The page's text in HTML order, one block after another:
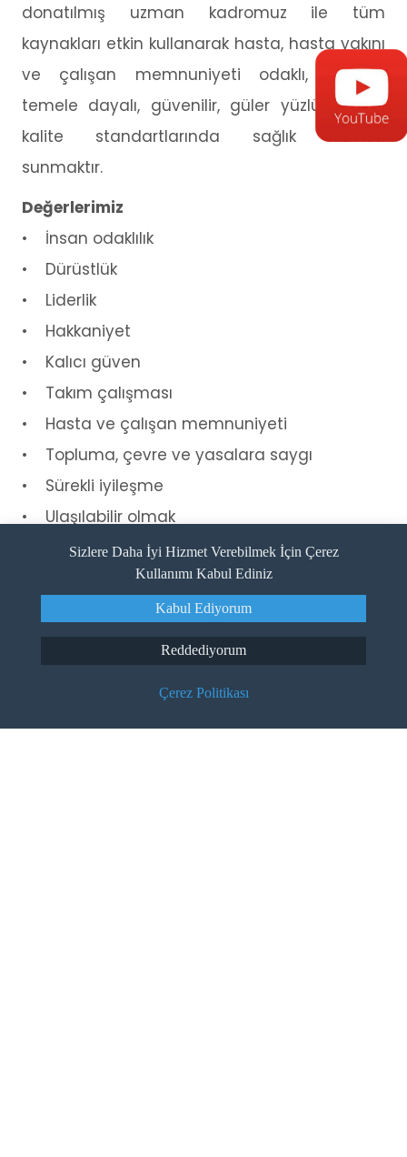
Sizlere Daha İyi Hizmet Verebilmek İçin Çerez
Kullanımı Kabul Ediniz
Kabul Ediyorum
Reddediyorum
Çerez Politikası
donatılmış uzman kadromuz ile tüm
kaynakları etkin kullanarak hasta, hasta yakını
ve çalışan memnuniyeti odaklı, bilimsel
temele dayalı, güvenilir, güler yüzlü, yüksek
kalite standartlarında sağlık hizmeti
sunmaktır.
Değerlerimiz
• İnsan odaklılık
• Dürüstlük
• Liderlik
• Hakkaniyet
• Kalıcı güven
• Takım çalışması
• Hasta ve çalışan memnuniyeti
• Topluma, çevre ve yasalara saygı
• Sürekli iyileşme
• Ulaşılabilir olmak
Private Egeumut Hospital
Yıldırım Mh. Gar Sk. No: 38 Turgutlu/MANİSA
(0236) 313 50 80
E-Mailegeumut@egeumut.com.tr